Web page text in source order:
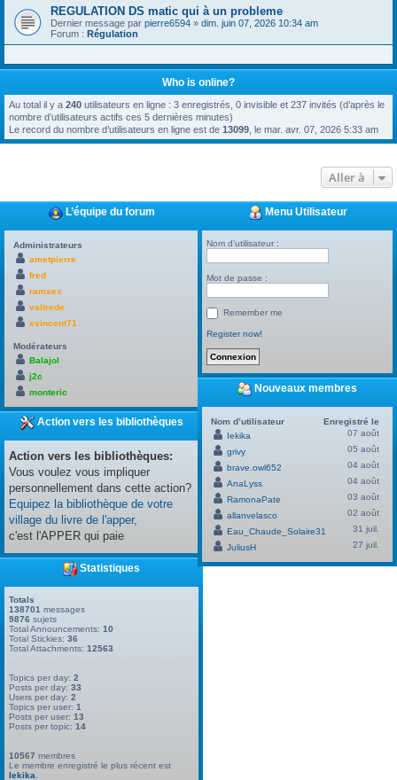
REGULATION DS matic qui à un probleme
Dernier message par pierre6594 » dim. juin 07, 2026 10:34 am
Forum : Régulation
Who is online?
Au total il y a 240 utilisateurs en ligne : 3 enregistrés, 0 invisible et 237 invités (d’après le
nombre d’utilisateurs actifs ces 5 dernières minutes)
Le record du nombre d’utilisateurs en ligne est de 13099 , le mar. avr. 07, 2026 5:33 am
Aller à
L’équipe du forum
Administrateurs
ametpierre
fred
ramses
valtrede
xvincent71
Modérateurs
Balajol
j2c
monteric
Action vers les bibliothèques
Action vers les bibliothèques:
Vous voulez vous impliquer
personnellement dans cette action?
Equipez la bibliothèque de votre
village du livre de l'apper,
c'est l'APPER qui paie
Statistiques
Totals
138701 messages
9876 sujets
Total Announcements: 10
Total Stickies: 36
Total Attachments: 12563
Topics per day: 2
Posts per day: 33
Users per day: 2
Topics per user: 1
Posts per user: 13
Posts per topic: 14
10567 membres
Le membre enregistré le plus récent est
Iekika
Menu Utilisateur
Nom d’utilisateur :
Mot de passe :
Remember me
Register now!
Nouveaux membres
Nom d’utilisateur
Enregistré le
Iekika
07 août
grivy
05 août
brave.owl652
04 août
AnaLyss
04 août
RamonaPate
03 août
allanvelasco
02 août
Eau_Chaude_Solaire31
31 juil.
JuliusH
27 juil.